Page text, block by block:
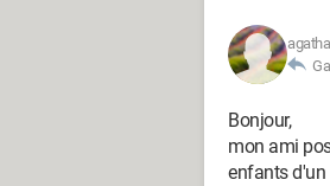
agatha
Bonjour,
mon ami
enfants d'un